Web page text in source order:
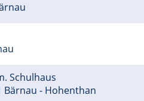
Schulhaus
Bärnau - Hohenthan